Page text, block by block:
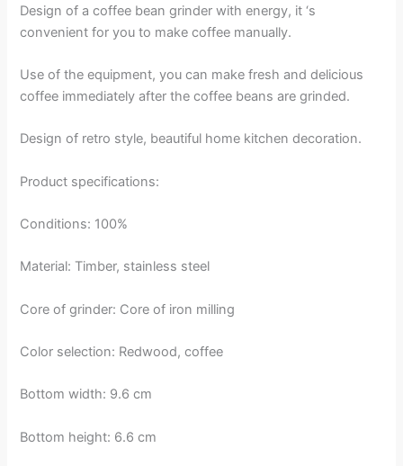
Design of a coffee bean grinder with energy, it ‘s
convenient for you to make coffee manually.
Use of the equipment, you can make fresh and delicious
coffee immediately after the coffee beans are grinded.
Design of retro style, beautiful home kitchen decoration.
Product specifications:
Conditions: 100%
Material: Timber, stainless steel
Core of grinder: Core of iron milling
Color selection: Redwood, coffee
Bottom width: 9.6 cm
Bottom height: 6.6 cm